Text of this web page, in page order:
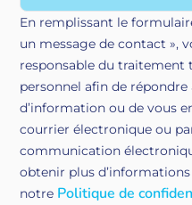
En remplissant le
un message de contact »,
responsable du traitement
personnel afin de
d’information ou de vous
courrier électronique ou
communication
obtenir plus
notre Politique de